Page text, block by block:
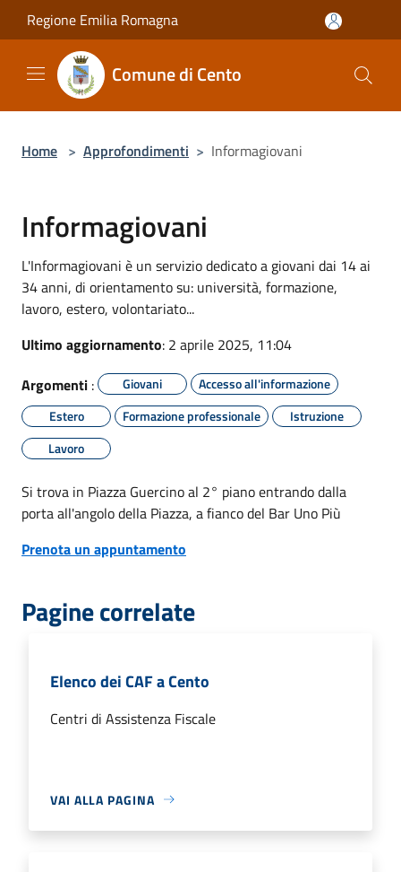
Salta al contenuto principale
Regione Emilia Romagna
Comune di Cento
Home > Approfondimenti > Informagiovani
Informagiovani
L'Informagiovani è un servizio dedicato a giovani dai 14 ai
34 anni, di orientamento su: università, formazione,
lavoro, estero, volontariato...
Ultimo aggiornamento: 2 aprile 2025, 11:04
Argomenti : Giovani
Accesso all'informazione
Estero
Formazione professionale
Istruzione
Lavoro
Si trova in Piazza Guercino al 2° piano entrando dalla
porta all'angolo della Piazza, a fianco del Bar Uno Più
Prenota un appuntamento
Pagine correlate
Elenco dei CAF a Cento
Centri di Assistenza Fiscale
VAI ALLA PAGINA